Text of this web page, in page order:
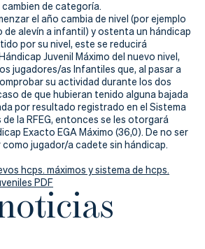
de categoría.
el año cambia de nivel (por ejemplo
de alevín a infantil) y ostenta un hándicap
por su nivel, este se reducirá
Juvenil Máximo del nuevo nivel,
jugadores/as Infantiles que, al pasar a
su actividad durante los dos
de que hubieran tenido alguna bajada
por resultado registrado en el Sistema
la RFEG, entonces se les otorgará
Exacto EGA Máximo (36,0). De no ser
como jugador/a cadete sin hándicap.
hcps. máximos y sistema de hcps.
PDF